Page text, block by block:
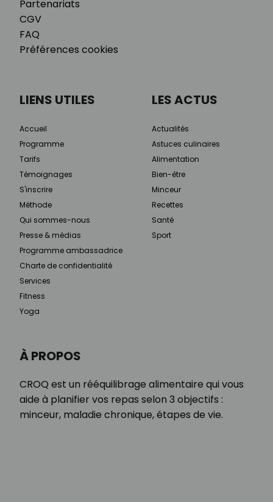
Partenariats
CGV
FAQ
Préférences cookies
À PROPOS
CROQ est un rééquilibrage alimentaire qui vous
aide à planifier vos repas selon 3 objectifs :
minceur, maladie chronique, étapes de vie.
LIENS UTILES
Accueil
Programme
Tarifs
Témoignages
S'inscrire
Méthode
Qui sommes-nous
Presse & médias
Programme ambassadrice
Charte de confidentialité
Services
Fitness
Yoga
LES ACTUS
Actualités
Astuces culinaires
Alimentation
Bien-être
Minceur
Recettes
Santé
Sport